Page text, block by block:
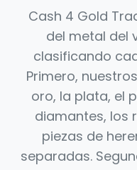
Cash 4 Gold
del metal del
clasificando
Primero,
oro, la plata, el
diamantes, los
piezas de
separadas.